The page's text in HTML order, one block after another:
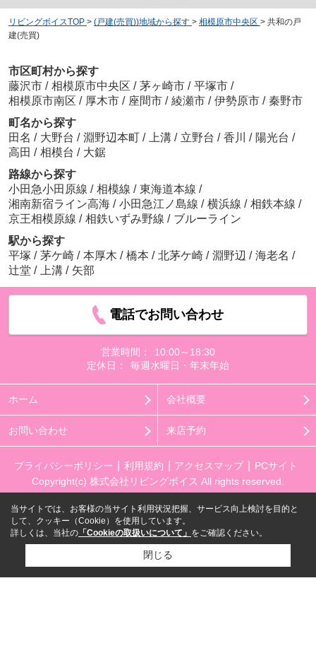
リビングボイスTOP > (戸建(売買))地域から探す > 相模原市中央区 > 共和の戸
建(売買)
市区町村から探す
藤沢市 / 相模原市中央区 / 茅ヶ崎市 / 平塚市 /
相模原市南区 / 厚木市 / 座間市 / 綾瀬市 / 伊勢原市 / 秦野市
町名から探す
田名 / 大野台 / 淵野辺本町 / 上溝 / 立野台 / 香川 / 陽光台 /
高田 / 相模台 / 大鋸
路線から探す
小田急小田原線 / 相模線 / 東海道本線 /
湘南新宿ライン高海 / 小田急江ノ島線 / 横浜線 / 相鉄本線 /
京王相模原線 / 相鉄いずみ野線 / ブルーライン
駅から探す
平塚 / 茅ケ崎 / 本厚木 / 橋本 / 北茅ケ崎 / 淵野辺 / 海老名 /
辻堂 / 上溝 / 矢部
電話でお問い合わせ
営業時間：
10:00～18:30
定休日：
毎週水曜日・年末年始
ホーム 会社概要
お問い合わせ 来店予約
プライバシーポリシー 利用規約 アクセスマップ
PCサイト
Copyright(c) 株式会社リビングボイス All rights reserved.
当サイトでは、お客様の当サイト利用状況把握、サービス向上検討を目的と
して、クッキー（Cookie）を使用しています。
詳しくは、当社の 「Cookieの取扱いについて」 をご確認ください。
閉じる